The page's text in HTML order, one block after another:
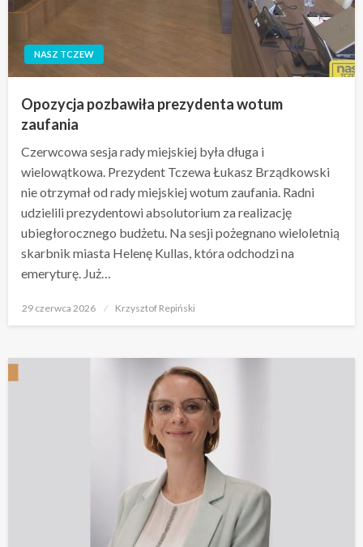
NASZ TCZEW
Opozycja pozbawiła prezydenta wotum
zaufania
Czerwcowa sesja rady miejskiej była długa i
wielowątkowa. Prezydent Tczewa Łukasz Brządkowski
nie otrzymał od rady miejskiej wotum zaufania. Radni
udzielili prezydentowi absolutorium za realizację
ubiegłorocznego budżetu. Na sesji pożegnano wieloletnią
skarbnik miasta Helenę Kullas, która odchodzi na
emeryturę. Już…
Opublikowane
29 czerwca 2026 Krzysztof Repiński